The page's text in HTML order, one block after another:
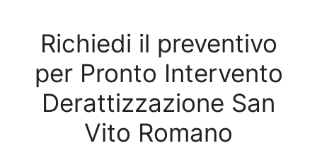
Richiedi il preventivo
per Pronto Intervento
Derattizzazione San
Vito Romano